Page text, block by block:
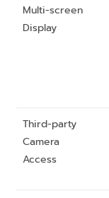
Multi-screen
Display
Third-party
Camera
Access